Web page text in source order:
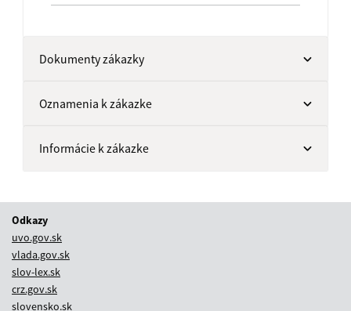
Dokumenty zákazky
Oznamenia k zákazke
Informácie k zákazke
Odkazy
uvo.gov.sk
vlada.gov.sk
slov-lex.sk
crz.gov.sk
slovensko.sk